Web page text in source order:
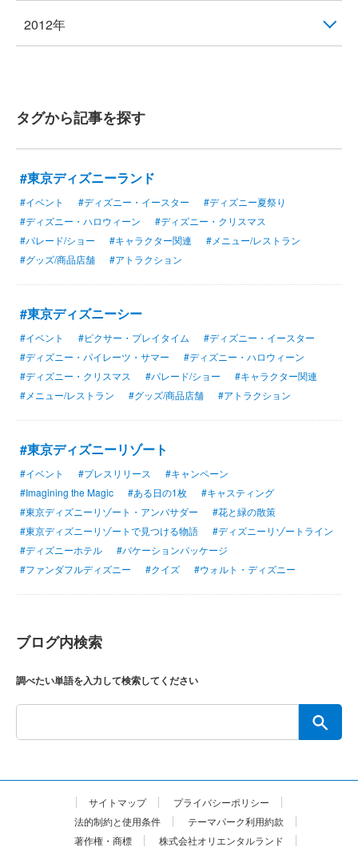
2012年
タグから記事を探す
#東京ディズニーランド
#イベント #ディズニー・イースター
#ディズニー夏祭り
#ディズニー・ハロウィーン
#ディズニー・クリスマス
#パレード/ショー
#キャラクター関連
#メニュー/レストラン
#グッズ/商品店舗
#アトラクション
#東京ディズニーシー
#イベント #ピクサー・プレイタイム
#ディズニー・イースター
#ディズニー・パイレーツ・サマー
#ディズニー・ハロウィーン
#ディズニー・クリスマス
#パレード/ショー
#キャラクター関連
#メニュー/レストラン
#グッズ/商品店舗 #アトラクション
#東京ディズニーリゾート
#イベント #プレスリリース
#キャンペーン
#Imagining the Magic
#ある日の1枚
#キャスティング
#東京ディズニーリゾート・アンバサダー
#花と緑の散策
#東京ディズニーリゾートで見つける物語
#ディズニーリゾートライン
#ディズニーホテル
#バケーションパッケージ
#ファンダフルディズニー
#クイズ #ウォルト・ディズニー
ブログ内検索
調べたい単語を入力して検索してください
サイトマップ
プライバシーポリシー
法的制約と使用条件
テーマパーク利用約款
著作権・商標
株式会社オリエンタルランド